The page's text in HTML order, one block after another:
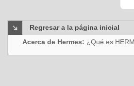
Regresar a la página inicial
Acerca de Hermes: ¿Qué es